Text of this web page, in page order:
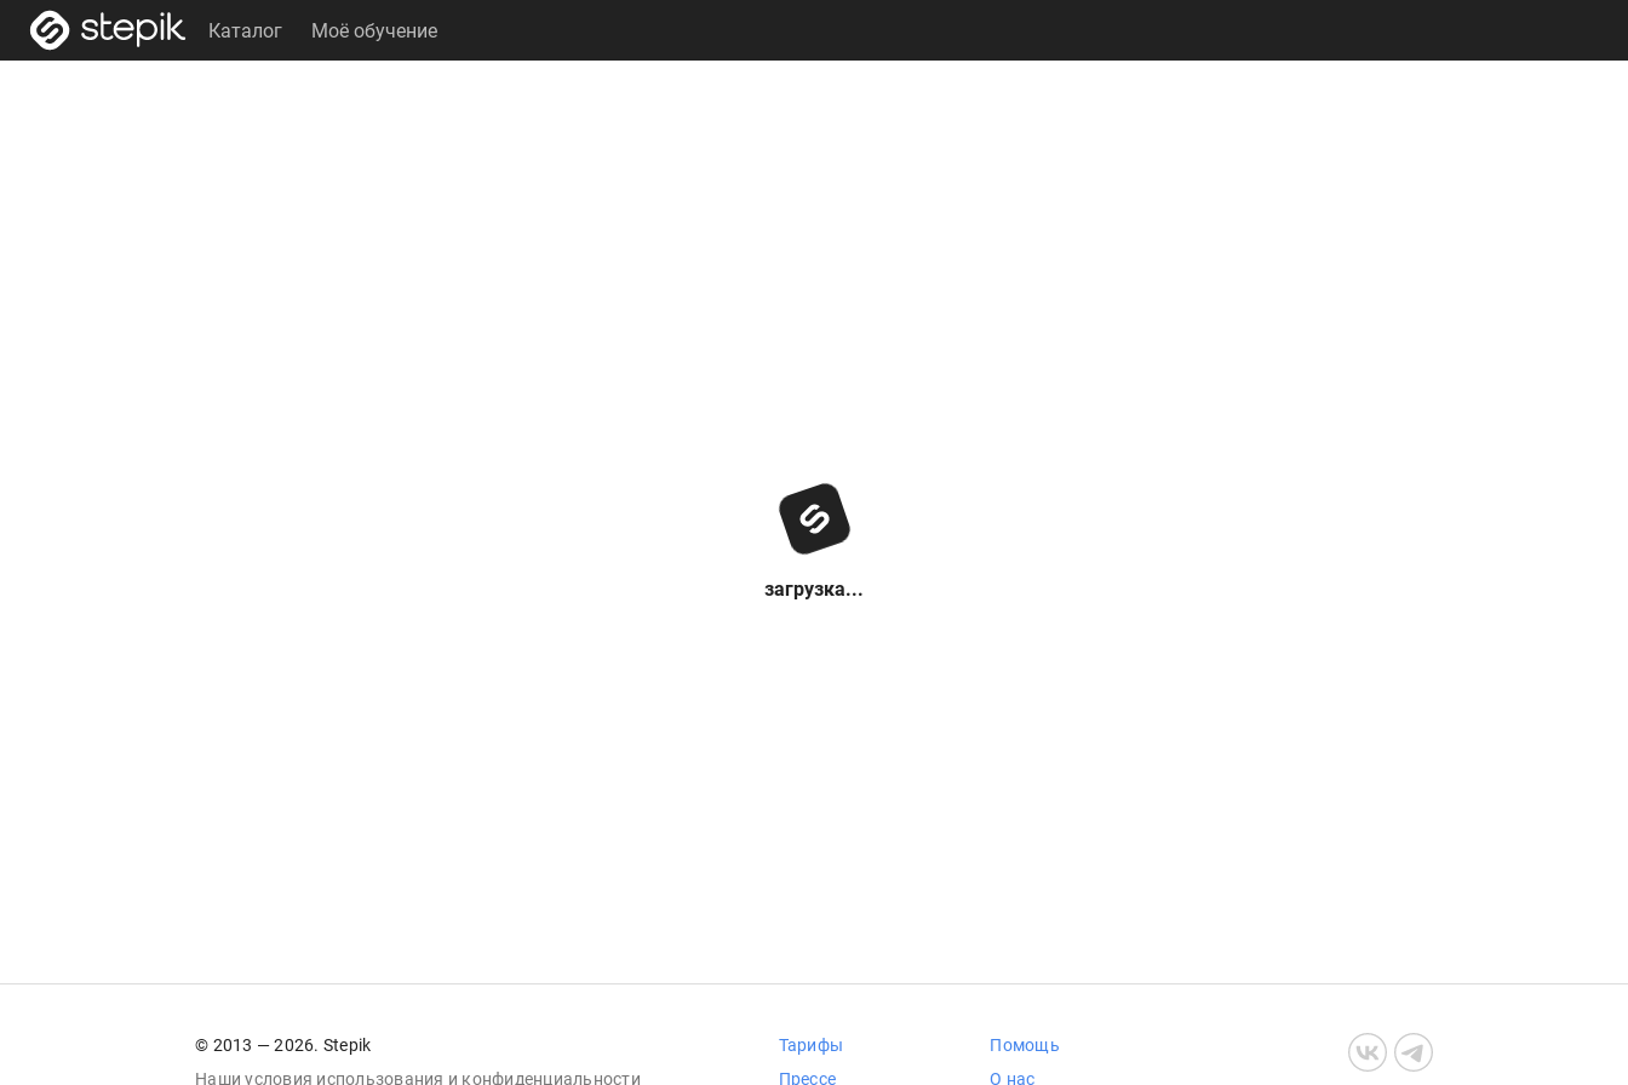
Каталог Моё обучение
загрузка...
© 2013 — 2026. Stepik
Наши условия использования и конфиденциальности
Тарифы
Прессе
Помощь
О нас